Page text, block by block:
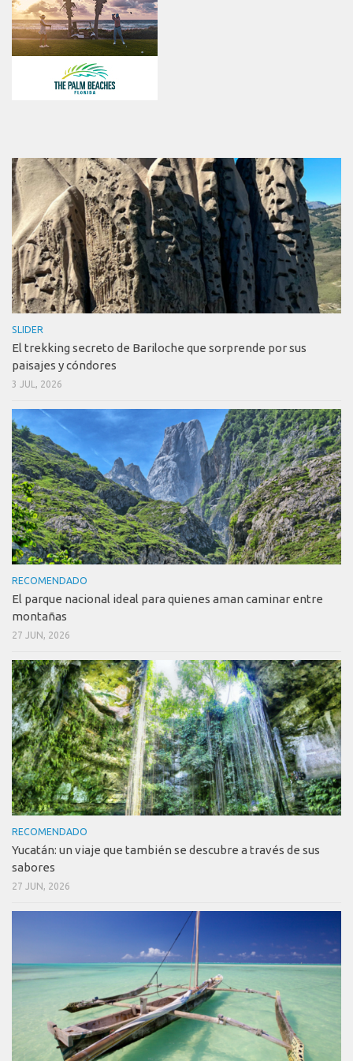
SLIDER
El trekking secreto de Bariloche que sorprende por sus
paisajes y cóndores
3 JUL, 2026
RECOMENDADO
El parque nacional ideal para quienes aman caminar entre
montañas
27 JUN, 2026
RECOMENDADO
Yucatán: un viaje que también se descubre a través de sus
sabores
27 JUN, 2026